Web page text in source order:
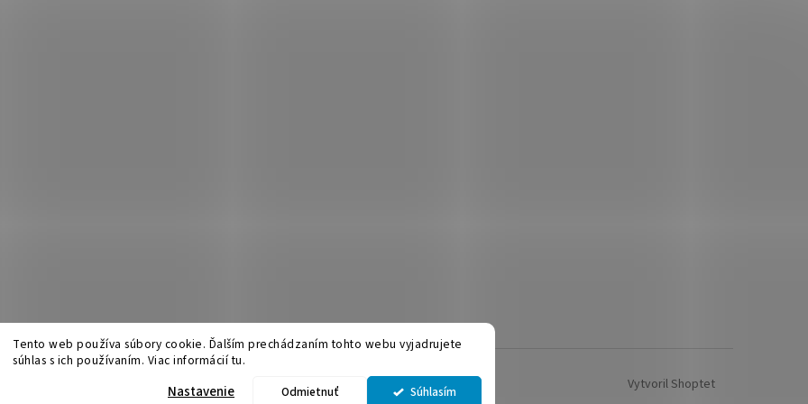
Tento web používa súbory cookie. Ďalším prechádzaním tohto webu vyjadrujete
súhlas s ich používaním. Viac informácií tu.
Súhlasím
Odmietnuť
Nastavenie Vytvoril Shoptet